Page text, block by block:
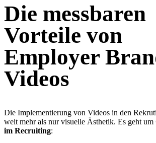
Die messbaren
Vorteile von
Employer
Videos
Die Implementierung von Videos in den
weit mehr als nur visuelle Ästhetik. Es geht um
im Recruiting: